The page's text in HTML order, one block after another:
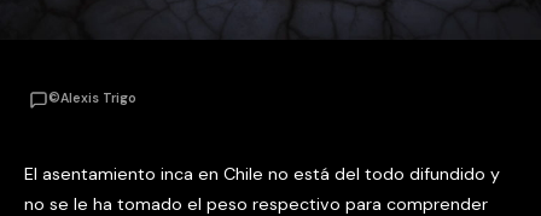
©Alexis Trigo
El asentamiento inca en Chile no está del todo difundido y
no se le ha tomado el peso respectivo para comprender